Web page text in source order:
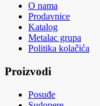
O nama
Prodavnice
Katalog
Metalac grupa
Politika kolačića
Proizvodi
Posuđe